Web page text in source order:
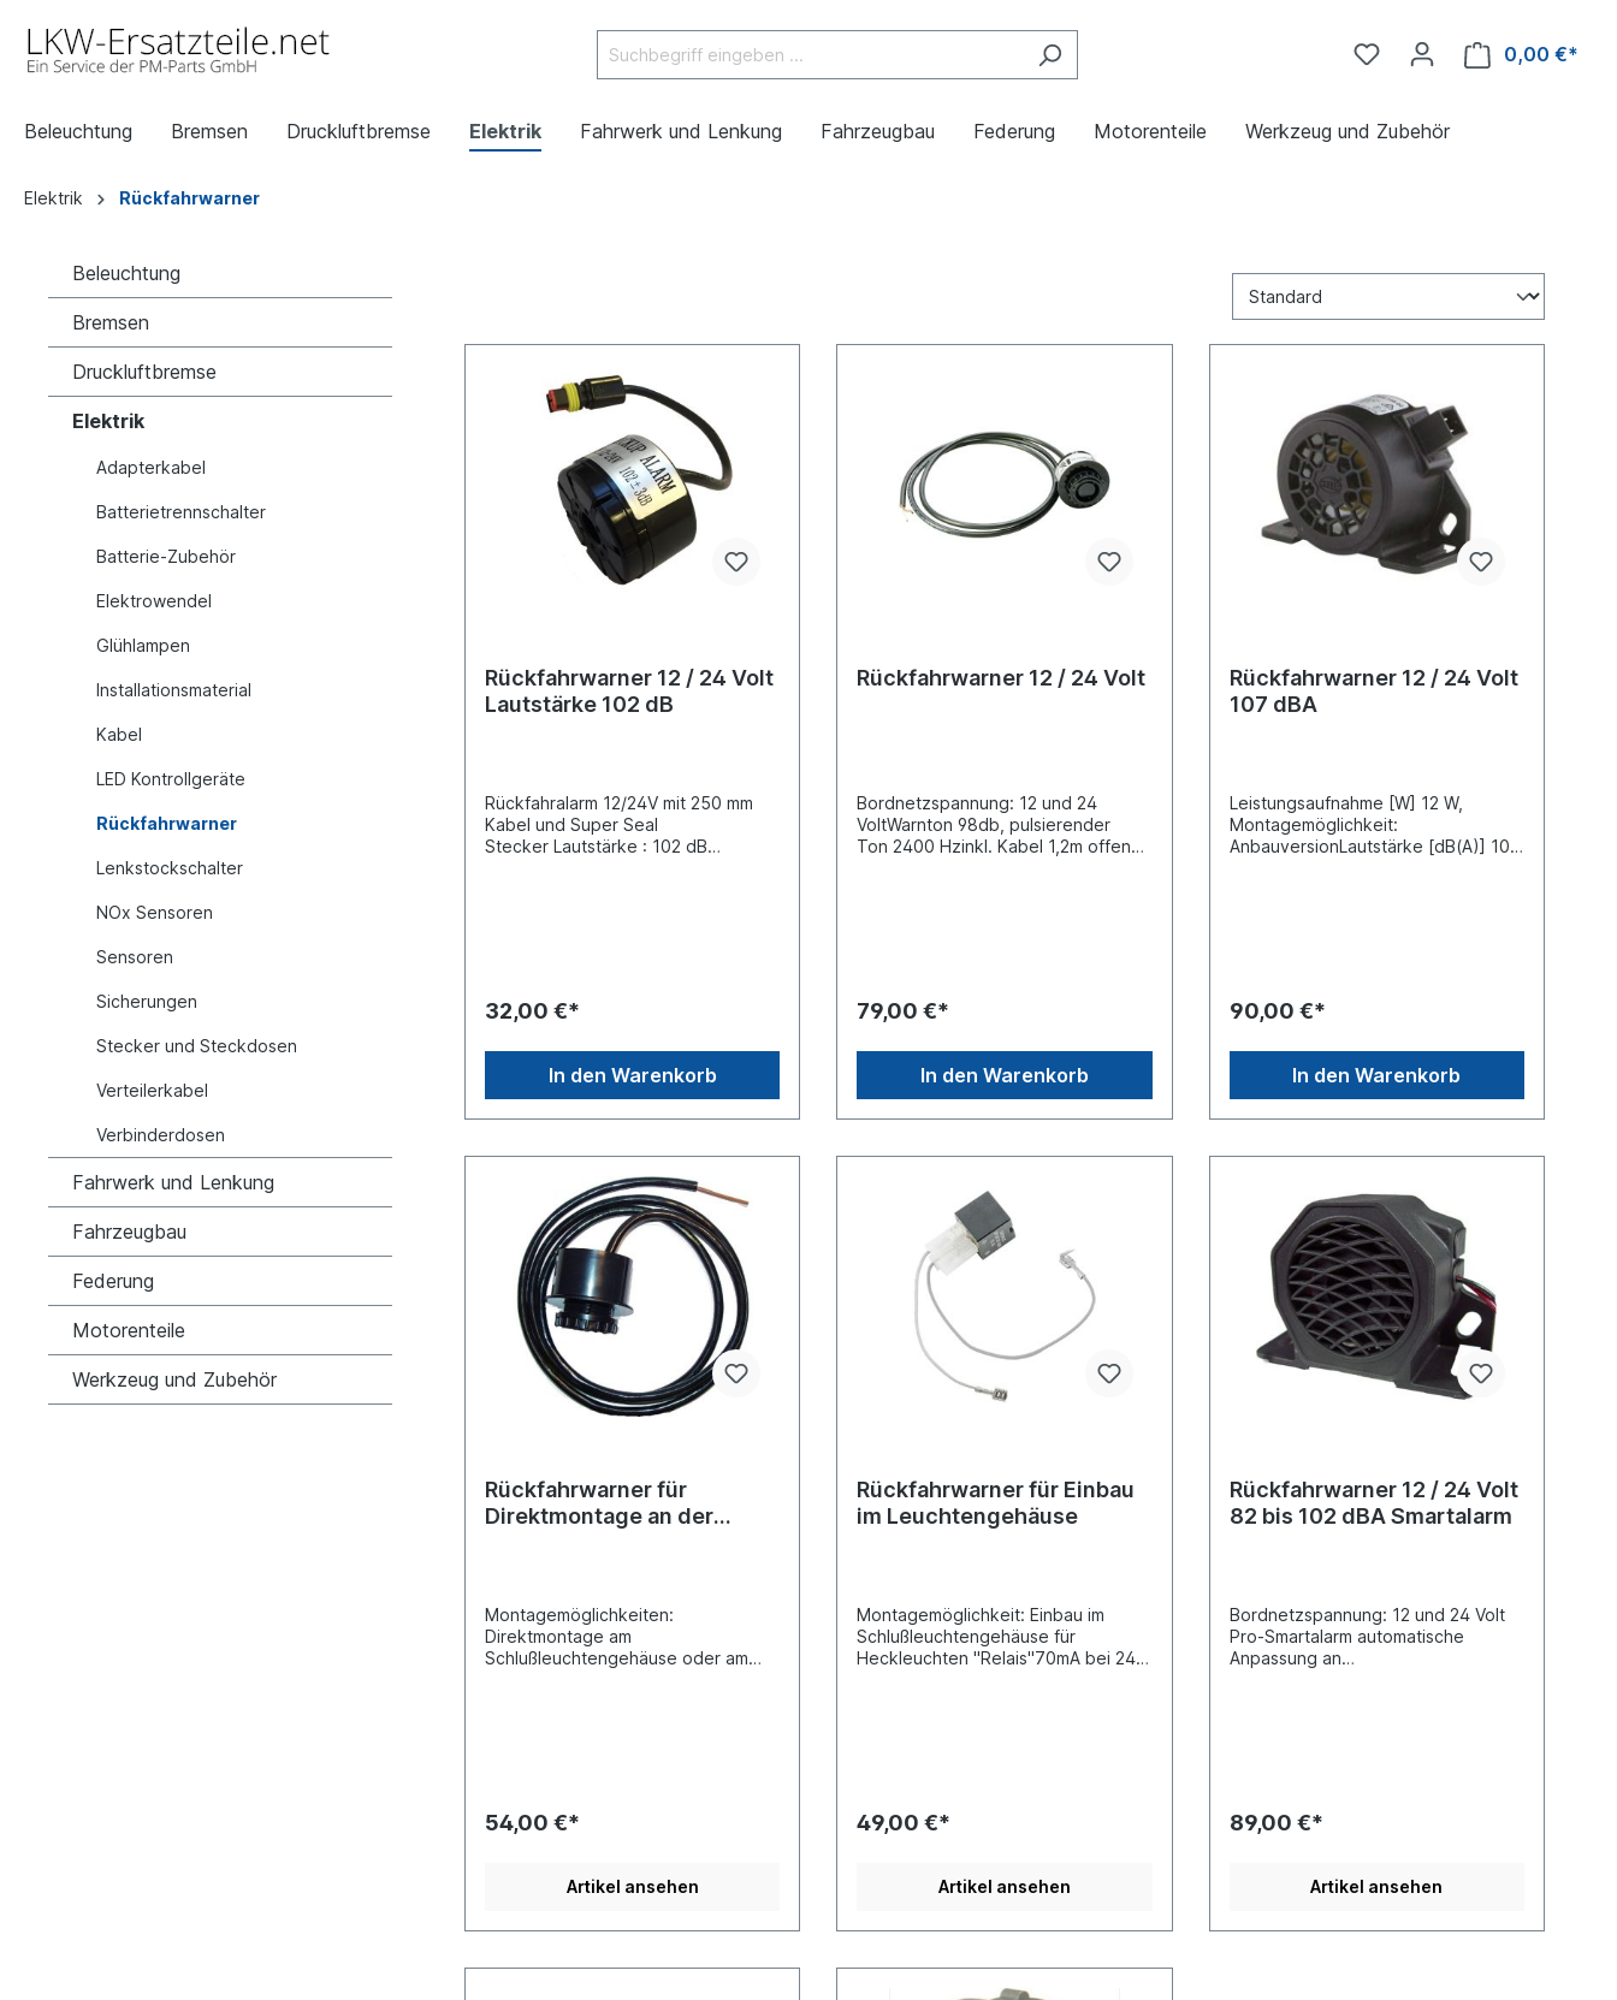
0,00 €*
Beleuchtung Bremsen Druckluftbremse Elektrik Fahrwerk und Lenkung Fahrzeugbau Federung Motorenteile Werkzeug und Zubehör
Elektrik Rückfahrwarner
Beleuchtung
Bremsen
Druckluftbremse
Elektrik
Adapterkabel
Batterietrennschalter
Batterie-Zubehör
Elektrowendel
Glühlampen
Installationsmaterial
Kabel
LED Kontrollgeräte
Rückfahrwarner
Lenkstockschalter
NOx Sensoren
Sensoren
Sicherungen
Stecker und Steckdosen
Verteilerkabel
Verbinderdosen
Fahrwerk und Lenkung
Fahrzeugbau
Federung
Motorenteile
Werkzeug und Zubehör
Rückfahrwarner 12 / 24 Volt
Lautstärke 102 dB
Rückfahralarm 12/24V mit 250 mm
Kabel und Super Seal
Stecker Lautstärke : 102 dB
Spritzwasser geschütztEMC- und
32,00 €*
In den Warenkorb
Rückfahrwarner 12 / 24 Volt
Bordnetzspannung: 12 und 24
VoltWarnton 98db, pulsierender
Ton 2400 Hzinkl. Kabel 1,2m offenes
79,00 €*
In den Warenkorb
Rückfahrwarner 12 / 24 Volt
107 dBA
Leistungsaufnahme [W] 12 W,
Montagemöglichkeit:
AnbauversionLautstärke [dB(A)] 107
[mm] 74 mm Länge [mm] 101
Stecker: 1106000Gummikappe für
Stecker: 1109507
90,00 €*
In den Warenkorb
Rückfahrwarner für
Direktmontage an der
Montagemöglichkeiten:
Direktmontage am
Schlußleuchtengehäuse oder am
54,00 €*
Artikel ansehen
Rückfahrwarner für Einbau
im Leuchtengehäuse
Montagemöglichkeit: Einbau im
Schlußleuchtengehäuse für
Heckleuchten "Relais"70mA bei 24
49,00 €*
Artikel ansehen
Rückfahrwarner 12 / 24 Volt
82 bis 102 dBA Smartalarm
Bordnetzspannung: 12 und 24 Volt
Pro-Smartalarm automatische
Anpassung an
89,00 €*
Artikel ansehen